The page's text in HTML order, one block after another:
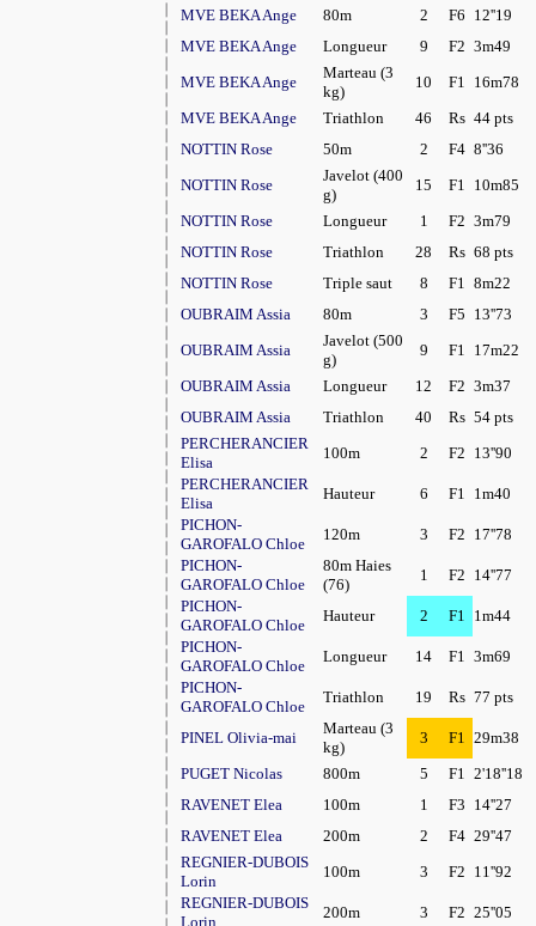
MVE BEKA Ange
80m 2 F6 12''19
MVE BEKA Ange
Longueur 9 F2 3m49
MVE BEKA Ange
Marteau (3
kg)
10 F1 16m78
MVE BEKA Ange
Triathlon 46 Rs 44 pts
NOTTIN Rose
50m 2 F4 8''36
NOTTIN Rose
Javelot (400
g)
15 F1 10m85
NOTTIN Rose
Longueur 1 F2 3m79
NOTTIN Rose
Triathlon 28 Rs 68 pts
NOTTIN Rose
Triple saut 8 F1 8m22
OUBRAIM Assia
80m 3 F5 13''73
OUBRAIM Assia
Javelot (500
g)
9 F1 17m22
OUBRAIM Assia
Longueur 12 F2 3m37
OUBRAIM Assia
Triathlon 40 Rs 54 pts
PERCHERANCIER
Elisa
100m 2 F2 13''90
PERCHERANCIER
Elisa
Hauteur 6 F1 1m40
PICHON-
GAROFALO Chloe
120m 3 F2 17''78
PICHON-
GAROFALO Chloe
80m Haies
(76)
1 F2 14''77
PICHON-
GAROFALO Chloe
Hauteur 2 F1 1m44
PICHON-
GAROFALO Chloe
Longueur 14 F1 3m69
PICHON-
GAROFALO Chloe
Triathlon 19 Rs 77 pts
PINEL Olivia-mai
Marteau (3
kg)
3 F1 29m38
PUGET Nicolas
800m 5 F1 2'18''18
RAVENET Elea
100m 1 F3 14''27
RAVENET Elea
200m 2 F4 29''47
REGNIER-DUBOIS
Lorin
100m 3 F2 11''92
REGNIER-DUBOIS
Lorin
200m 3 F2 25''05